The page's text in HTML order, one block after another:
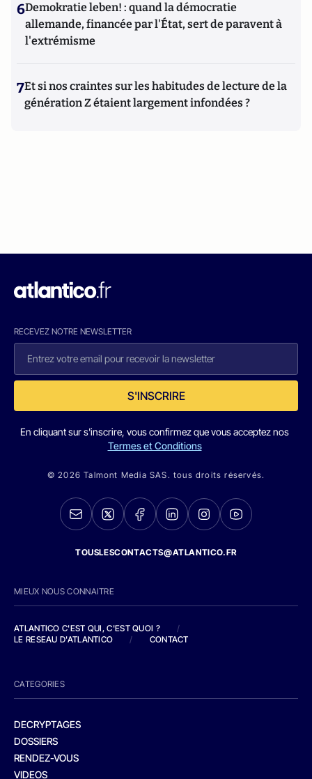
6Demokratie leben! : quand la démocratie
allemande, financée par l'État, sert de paravent à
l'extrémisme
7Et si nos craintes sur les habitudes de lecture de la
génération Z étaient largement infondées ?
RECEVEZ NOTRE NEWSLETTER
S'INSCRIRE
En cliquant sur s'inscrire, vous confirmez que vous acceptez nos
Termes et Conditions
© 2026 Talmont Media SAS. tous droits réservés.
TOUSLESCONTACTS@ATLANTICO.FR
MIEUX NOUS CONNAITRE
ATLANTICO C'EST QUI, C'EST QUOI ?
/
LE RESEAU D'ATLANTICO
/ CONTACT
CATEGORIES
DECRYPTAGES
DOSSIERS
RENDEZ-VOUS
VIDEOS